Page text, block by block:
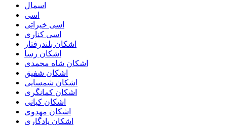
اسمال
اسی
اسی خیراتی
اسی کناری
اشکان بلندرفتار
اشکان رسا
اشکان شاه محمدی
اشکان شفیق
اشکان شمسایی
اشکان‌ کمانگری
اشکان کیانی
اشکان مهدوی
اشکان یادگاری